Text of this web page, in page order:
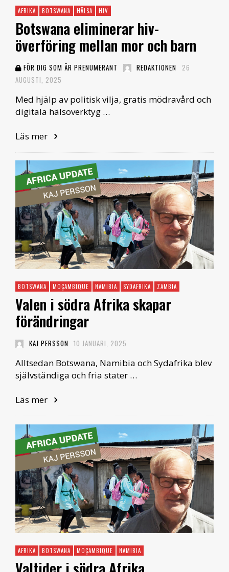
AFRIKA BOTSWANA HÄLSA HIV
Botswana eliminerar hiv-
överföring mellan mor och barn
FÖR DIG SOM ÄR PRENUMERANT REDAKTIONEN
26
AUGUSTI, 2025
Med hjälp av politisk vilja, gratis mödravård och
digitala hälsoverktyg …
Läs mer
BOTSWANA MOÇAMBIQUE NAMIBIA SYDAFRIKA ZAMBIA
Valen i södra Afrika skapar
förändringar
KAJ PERSSON 10 JANUARI, 2025
Alltsedan Botswana, Namibia och Sydafrika blev
självständiga och fria stater …
Läs mer
AFRIKA BOTSWANA MOÇAMBIQUE NAMIBIA